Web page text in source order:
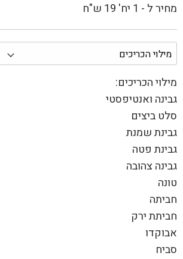
מחיר ל - 1 יח' 19 ש"ח
מילוי הכריכים:
גבינה ואנטיפסטי
סלט ביצים
גבינת שמנת
גבינת פטה
גבינה צהובה
טונה
חביתה
חביתת ירק
אבוקדו
סביח